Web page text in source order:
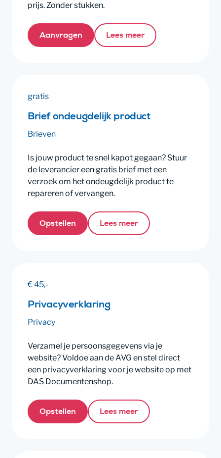
prijs. Zonder stukken.
Aanvragen Lees meer
gratis
Brief ondeugdelijk product
Brieven
Is jouw product te snel kapot gegaan? Stuur
de leverancier een gratis brief met een
verzoek om het ondeugdelijk product te
repareren of vervangen.
Opstellen Lees meer
€ 45,-
Privacyverklaring
Privacy
Verzamel je persoonsgegevens via je
website? Voldoe aan de AVG en stel direct
een privacyverklaring voor je website op met
DAS Documentenshop.
Opstellen Lees meer